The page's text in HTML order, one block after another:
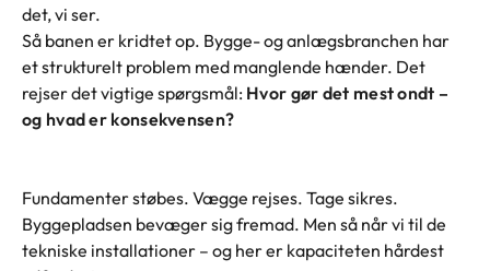
det, vi ser.
Så banen er kridtet op. Bygge- og anlægsbranchen har
et strukturelt problem med manglende hænder. Det
rejser det vigtige spørgsmål: Hvor gør det mest ondt –
og hvad er konsekvensen?
Fundamenter støbes. Vægge rejses. Tage sikres.
Byggepladsen bevæger sig fremad. Men så når vi til de
tekniske installationer – og her er kapaciteten hårdest